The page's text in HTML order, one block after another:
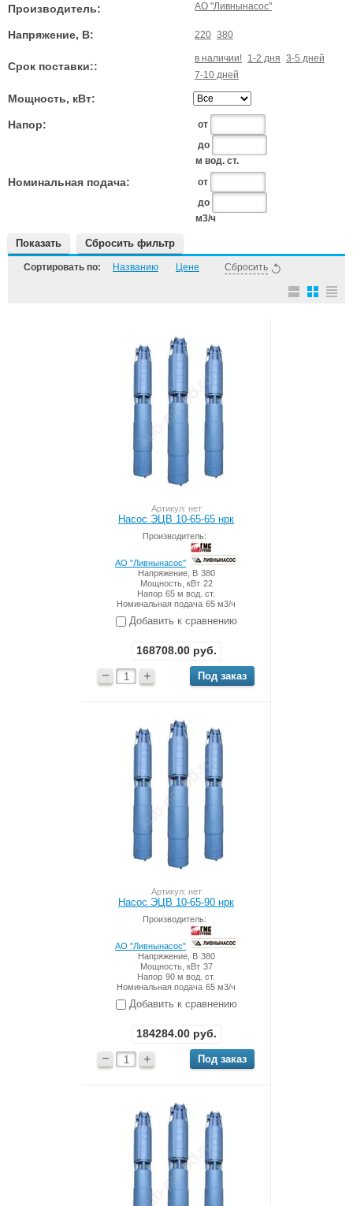
Производитель: АО "Ливнынасос"
Напряжение, В: 220 380
Срок поставки::
в наличии! 1-2 дня 3-5 дней
7-10 дней
Мощность, кВт:
Напор:
от
до
м вод. ст.
Номинальная подача:
от
до
м3/ч
Показать Сбросить фильтр
Сортировать по: Названию Цене Сбросить
Артикул: нет
Насос ЭЦВ 10-65-65 нрк
Производитель:
АО "Ливнынасос"
Напряжение, В 380
Мощность, кВт 22
Напор 65 м вод. ст.
Номинальная подача 65 м3/ч
Добавить к сравнению
168708.00руб.
− +
Артикул: нет
Насос ЭЦВ 10-65-90 нрк
Производитель:
АО "Ливнынасос"
Напряжение, В 380
Мощность, кВт 37
Напор 90 м вод. ст.
Номинальная подача 65 м3/ч
Добавить к сравнению
184284.00руб.
− +